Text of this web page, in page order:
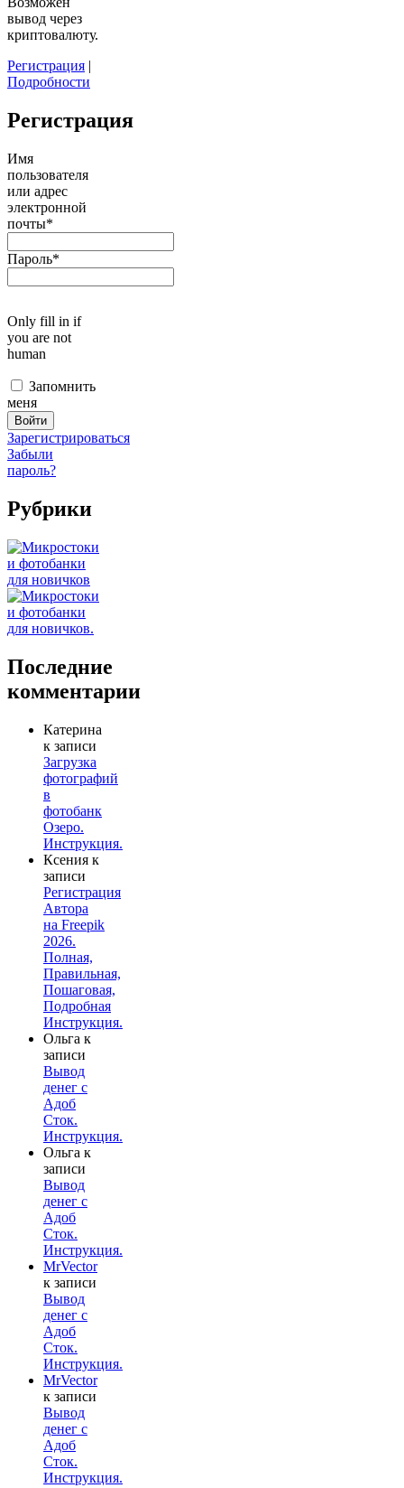
вывод через
криптовалюту.
Регистрация |
Подробности
Регистрация
Имя
пользователя
или адрес
электронной
почты*
Пароль*
Only fill in if
you are not
human
Запомнить
меня
Зарегистрироваться
Забыли
пароль?
Рубрики
Последние
комментарии
Катерина
к записи
Загрузка
фотографий
в
фотобанк
Озеро.
Инструкция.
Ксения к
записи
Регистрация
Автора
на Freepik
2026.
Полная,
Правильная,
Пошаговая,
Подробная
Инструкция.
Ольга к
записи
Вывод
денег с
Адоб
Сток.
Инструкция.
Ольга к
записи
Вывод
денег с
Адоб
Сток.
Инструкция.
MrVector
к записи
Вывод
денег с
Адоб
Сток.
Инструкция.
MrVector
к записи
Вывод
денег с
Адоб
Сток.
Инструкция.